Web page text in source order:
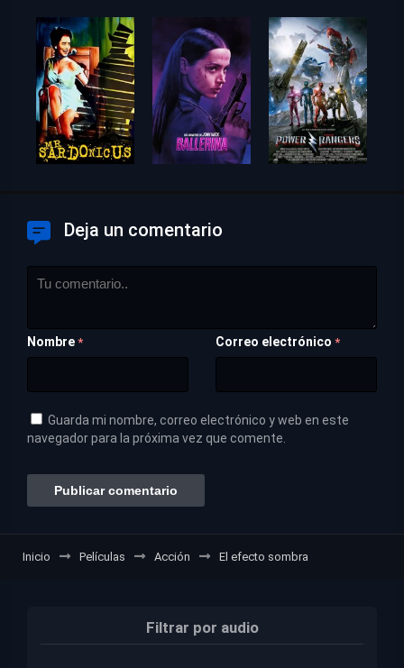
Deja un comentario
Nombre * Correo electrónico *
Guarda mi nombre, correo electrónico y web en este
navegador para la próxima vez que comente.
Inicio Películas Acción El efecto sombra
Filtrar por audio